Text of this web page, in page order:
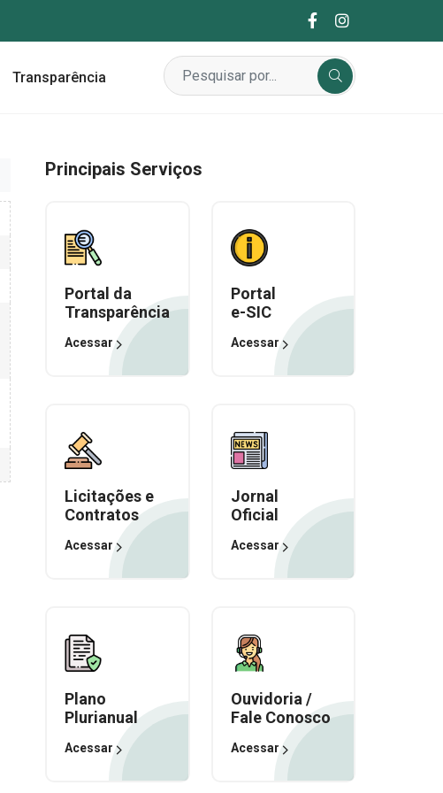
Transparência
Principais Serviços
Portal da
Transparência
Acessar
Portal
e-SIC
Acessar
Licitações e
Contratos
Acessar
Jornal
Oficial
Acessar
Plano
Plurianual
Acessar
Ouvidoria /
Fale Conosco
Acessar